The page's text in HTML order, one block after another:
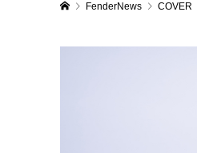
FenderNews COVER